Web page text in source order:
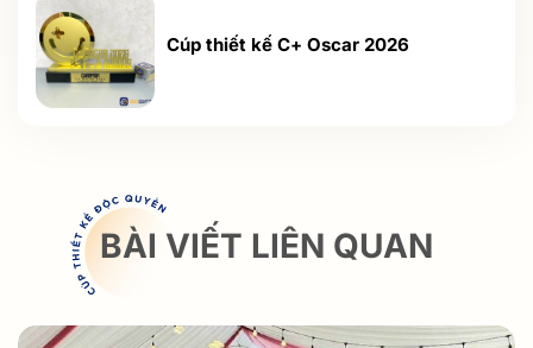
Cúp thiết kế C+ Oscar 2026
BÀI VIẾT LIÊN QUAN